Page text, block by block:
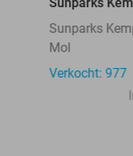
Sunparks
Sunparks
Mol
Verkocht: 977